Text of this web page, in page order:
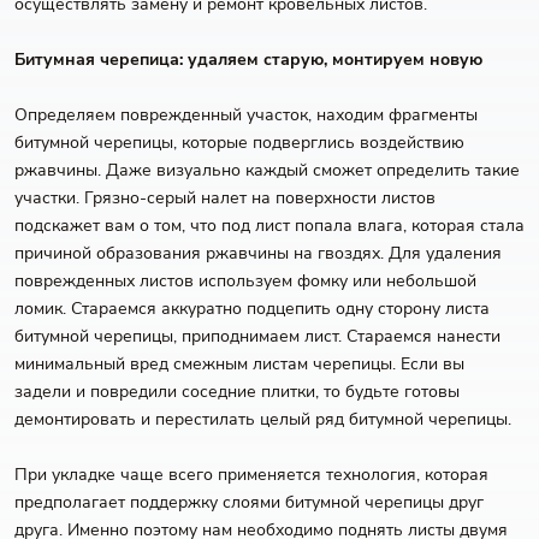
Битумная черепица: удаляем старую, монтируем новую
Определяем поврежденный участок, находим фрагменты
битумной черепицы, которые подверглись воздействию
ржавчины. Даже визуально каждый сможет определить такие
участки. Грязно-серый налет на поверхности листов
подскажет вам о том, что под лист попала влага, которая стала
причиной образования ржавчины на гвоздях. Для удаления
поврежденных листов используем фомку или небольшой
ломик. Стараемся аккуратно подцепить одну сторону листа
битумной черепицы, приподнимаем лист. Стараемся нанести
минимальный вред смежным листам черепицы. Если вы
задели и повредили соседние плитки, то будьте готовы
демонтировать и перестилать целый ряд битумной черепицы.
При укладке чаще всего применяется технология, которая
предполагает поддержку слоями битумной черепицы друг
друга. Именно поэтому нам необходимо поднять листы двумя